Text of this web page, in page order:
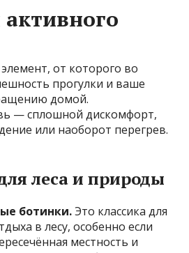
от которого во
прогулки и ваше
домой.
— сплошной дискомфорт,
или наоборот перегрев.
леса и природы
ботинки.Это классика для
в лесу, особенно если
местность и